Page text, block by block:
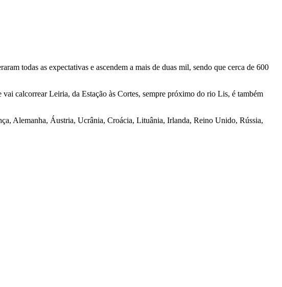
todas as expectativas e ascendem a mais de duas mil, sendo que cerca de 600
calcorrear Leiria, da Estação às Cortes, sempre próximo do rio Lis, é também
Alemanha, Áustria, Ucrânia, Croácia, Lituânia, Irlanda, Reino Unido, Rússia,